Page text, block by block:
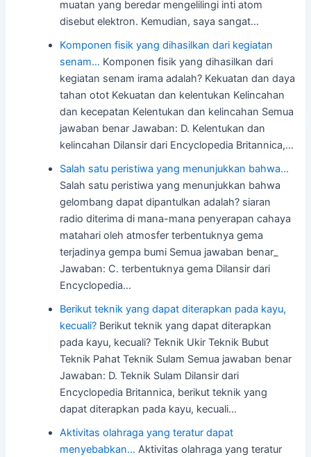
muatan yang beredar mengelilingi inti atom
disebut elektron. Kemudian, saya sangat…
Komponen fisik yang dihasilkan dari kegiatan
senam… Komponen fisik yang dihasilkan dari
kegiatan senam irama adalah? Kekuatan dan daya
tahan otot Kekuatan dan kelentukan Kelincahan
dan kecepatan Kelentukan dan kelincahan Semua
jawaban benar Jawaban: D. Kelentukan dan
kelincahan Dilansir dari Encyclopedia Britannica,…
Salah satu peristiwa yang menunjukkan bahwa…
Salah satu peristiwa yang menunjukkan bahwa
gelombang dapat dipantulkan adalah? siaran
radio diterima di mana-mana penyerapan cahaya
matahari oleh atmosfer terbentuknya gema
terjadinya gempa bumi Semua jawaban benar​_
Jawaban: C. terbentuknya gema Dilansir dari
Encyclopedia…
Berikut teknik yang dapat diterapkan pada kayu,
kecuali? Berikut teknik yang dapat diterapkan
pada kayu, kecuali? Teknik Ukir Teknik Bubut
Teknik Pahat Teknik Sulam Semua jawaban benar
Jawaban: D. Teknik Sulam Dilansir dari
Encyclopedia Britannica, berikut teknik yang
dapat diterapkan pada kayu, kecuali…
Aktivitas olahraga yang teratur dapat
menyebabkan… Aktivitas olahraga yang teratur